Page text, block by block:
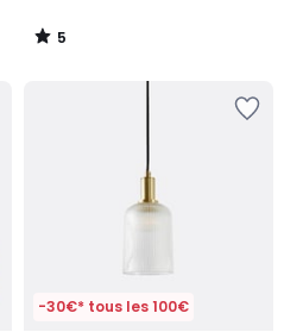
5
/
-30€* tous les 100€